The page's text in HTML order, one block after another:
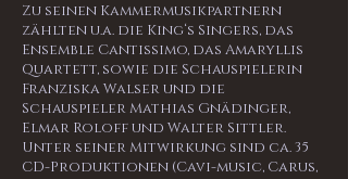
Zu seinen Kammermusikpartnern
zählten u.a. die King‘s Singers, das
Ensemble Cantissimo, das Amaryllis
Quartett, sowie die Schauspielerin
Franziska Walser und die
Schauspieler Mathias Gnädinger,
Elmar Roloff und Walter Sittler.
Unter seiner Mitwirkung sind ca. 35
CD-Produktionen (Cavi-music, Carus,